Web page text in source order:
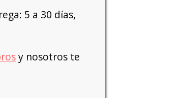
5 a 30 días,
y nosotros te